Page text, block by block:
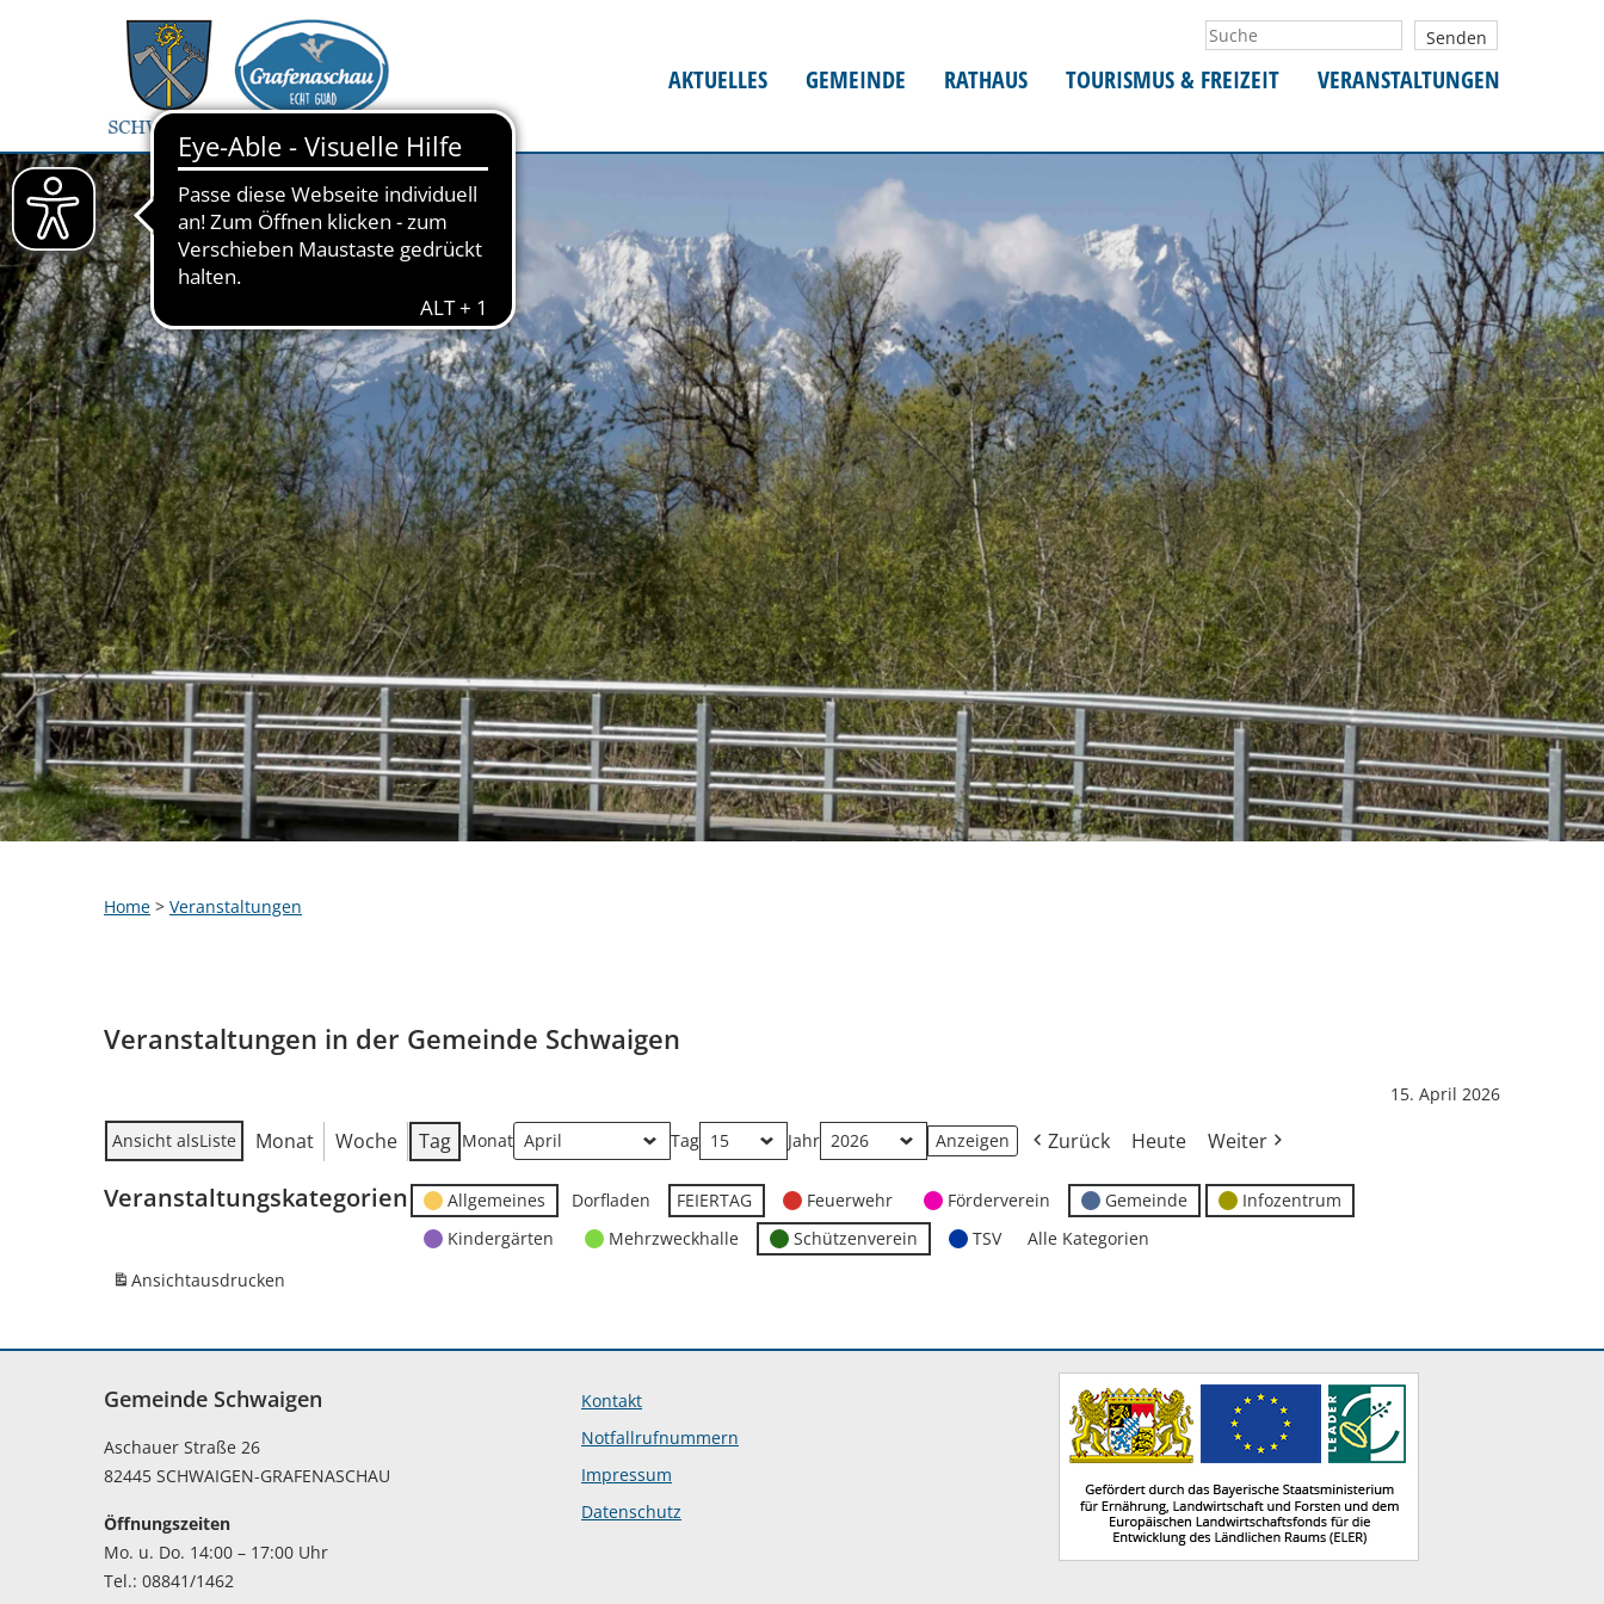
AKTUELLES GEMEINDE RATHAUS TOURISMUS & FREIZEIT VERANSTALTUNGEN
Home > Veranstaltungen
Veranstaltungen in der Gemeinde Schwaigen
15. April 2026
Ansicht alsListe Monat Woche Tag Monat Tag Jahr Zurück Heute Weiter
Veranstaltungskategorien Allgemeines Dorfladen FEIERTAG Feuerwehr Förderverein Gemeinde
Infozentrum
Kindergärten
Mehrzweckhalle Schützenverein TSV
Alle Kategorien
Ansichtausdrucken
Gemeinde Schwaigen
Aschauer Straße 26
82445 SCHWAIGEN-GRAFENASCHAU
Öffnungszeiten
Mo. u. Do. 14:00 – 17:00 Uhr
Tel.: 08841/1462
Kontakt
Notfallrufnummern
Impressum
Datenschutz